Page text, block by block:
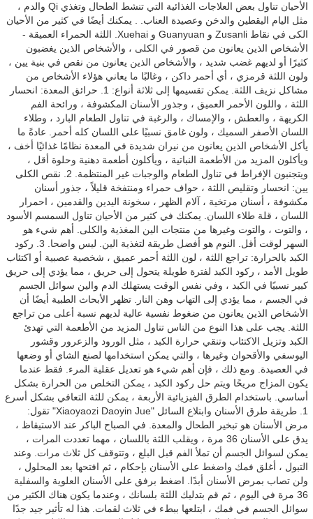
الأحيان تناول بعض العلاجات الغذائية التي تنشط الطحال وتغذي Qi والدم ،
مثل اليام اليقطين والدخن وعصيدة العناب. . يمكنك أيضًا في كثير من الأحيان
الكى في نقاط Zusanli و Guanyuan و Xuehai. اللثة الحمراء العميقة -
الأشخاص الذين يعانون من قصور في الكلى ، والأشخاص الذين يغضبون
كثيرًا أو لديهم غضب شديد ، والأشخاص الذين يعانون من نقص في بنية يين ،
ولون اللثة قرمزي ، أي أحمر داكن ، وغالبًا ما يعاني هؤلاء الأشخاص من
مشاكل نزيف اللثة. يمكن تقسيمها إلى ثلاثة أنواع: 1. حرائق المعدة: انحسار
اللثة ، واللون الأحمر العميق ، وجذور الأسنان المكشوفة ، ورائحة الفم
الكريهة ، والعطش ، والإمساك ، والرغبة في تناول الطعام البارد ، وطلاء
اللسان الأصفر السميك ، ولون غامق نسبيًا على اللسان كله أحمر. عادةً ما
يأكل الأشخاص الذين يعانون من نيران شديدة في المعدة نظامًا غذائيًا أخف ،
ويأكلون المزيد من الأطعمة النباتية ، ويأكلون أطعمة دهنية وحلوة أقل ،
ويتجنبون الإفراط في تناول الطعام والوجبات غير المنتظمة. 2. نقص الكلى
يين: انحسار وتقليص اللثة ، حواف حمراء ومنتفخة قليلاً ، جذور أسنان
مكشوفة ، أسنان مرتخية ، آلام الظهر ، سخونة اليدين والقدمين ، احمرار
اللسان ، قلة طلاء اللسان. يمكنك في كثير من الأحيان تناول السمسم الأسود
، والتوت ، والتوت وغيرها من منتجات الين المغذية والكلى. أهم شيء هو
السهر لوقت أقل. النوم هو أفضل طريقة لتغذية الين. ليس واضحا. 3. ركود
الكبد بالحرارة: تراجع اللثة ، لون اللثة أحمر عميق ، شخصية عصبية أو اكتئاب
طويل الأمد ، ركود الكبد لفترة طويلة يتحول إلى حريق ، مما يؤدي إلى حريق
كبير نسبيًا في الكبد ، وفي نفس الوقت يستهلك الدم والين سوائل الجسم
في الجسم ، مما يؤدي إلى التهاب وهن النار. تظهر الأبحاث الطبية أيضًا أن
الأشخاص الذين يعانون من ضغوط نفسية عالية لديهم نسبة أعلى من تراجع
اللثة. يجب على هذا النوع من الناس تناول المزيد من الأطعمة التي تهدئ
الكبد وتزيل الاكتئاب وتنقي حرارة الكبد ، مثل الورود والزعرور وقشور
اليوسفي والأقحوان وغيرها ، والتي يمكن استخدامها لصنع الشاي أو وضعها
في العصيدة. ومع ذلك ، فإن أهم شيء هو تعديل عقلية المرء. فقط عندما
يكون المزاج مريحًا ويتم حل ركود الكبد ، يمكن التخلص من الحرارة بشكل
أساسي. باستخدام الطرق الفيزيائية الأربعة ، يمكن للثة التعافي بشكل أسرع
1. طريقة طرق الأسنان وابتلاع السائل "Xiaoyaozi Daoyin Jue" تقول:
مرض الأسنان هو تبخير الطحال والمعدة. في الصباح الباكر عند الاستيقاظ ،
يدق على الأسنان 36 مرة ، ويقلب اللثة باللسان ، مهما تعددت المرات ،
يمكن لسوائل الجسم أن تملأ الفم قبل البلع ، وتتوقف كل ثلاث مرات. وعند
التبول ، أغلق فمك واضغط على الأسنان بإحكام ، ثم افتحها بعد المحلول ،
ولن تصاب بمرض الأسنان أبدًا. اضغط برفق على الأسنان العلوية والسفلية
36 مرة في اليوم ، ثم قم بتدليك اللثة بلسانك ، وعندما يكون هناك الكثير من
سوائل الجسم في فمك ، ابتلعها ببطء في ثلاث لقمات. هذا له تأثير جيد جدًا